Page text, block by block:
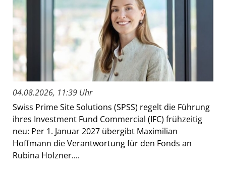
04.08.2026, 11:39 Uhr
Swiss Prime Site Solutions (SPSS) regelt die Führung
ihres Investment Fund Commercial (IFC) frühzeitig
neu: Per 1. Januar 2027 übergibt Maximilian
Hoffmann die Verantwortung für den Fonds an
Rubina Holzner....